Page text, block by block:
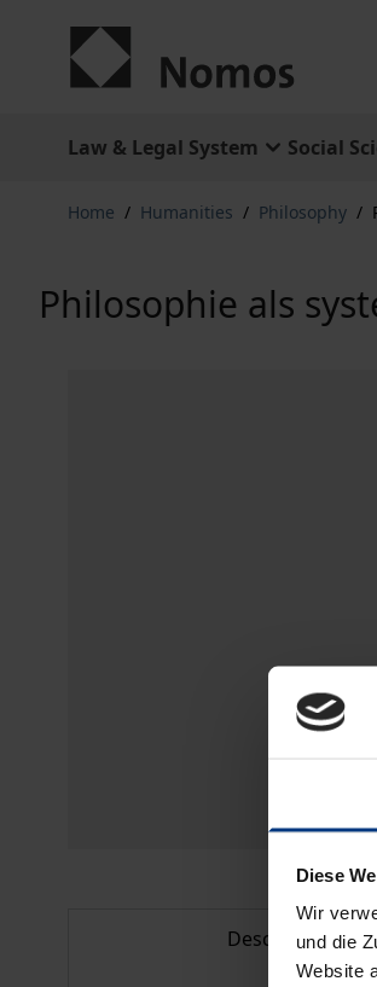
Diese
Wir
und die
Website
Law & Legal System Social
Home / Humanities / Philosophy /
Philosophie als
Description